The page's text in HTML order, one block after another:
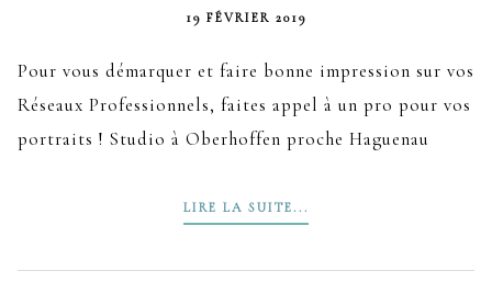
19 FÉVRIER 2019
Pour vous démarquer et faire bonne impression sur vos
Réseaux Professionnels, faites appel à un pro pour vos
portraits ! Studio à Oberhoffen proche Haguenau
LIRE LA SUITE...